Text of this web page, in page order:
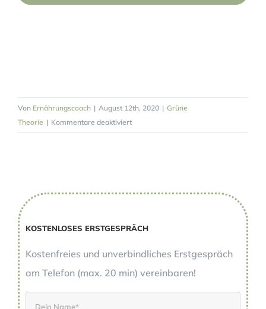
Von Ernährungscoach | August 12th, 2020 | Grüne
Theorie | Kommentare deaktiviertfür
Grüne
KOSTENLOSES ERSTGESPRÄCH
Kostenfreies und unverbindliches Erstgespräch
am Telefon (max. 20 min) vereinbaren!